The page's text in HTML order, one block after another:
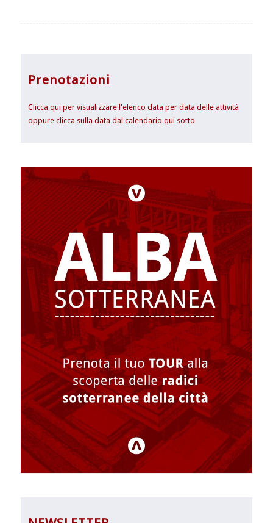
Prenotazioni
Clicca qui per visualizzare l'elenco data per data delle attività
oppure clicca sulla data dal calendario qui sotto